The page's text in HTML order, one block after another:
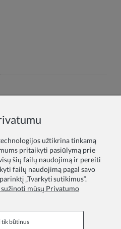
užtikrina tinkamą
pritaikyti pasiūlymą prie
šių failų naudojimą ir pereiti
failų naudojimą pagal savo
„Tvarkyti sutikimus“.
mūsų Privatumo
tik būtinus